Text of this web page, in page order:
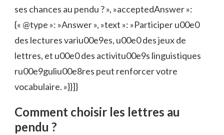
ses chances au pendu ? », »acceptedAnswer »:
{« @type »: »Answer », »text »: »Participer u00e0
des lectures variu00e9es, u00e0 des jeux de
lettres, et u00e0 des activitu00e9s linguistiques
ru00e9guliu00e8res peut renforcer votre
vocabulaire. »}}]}
Comment choisir les lettres au
pendu ?